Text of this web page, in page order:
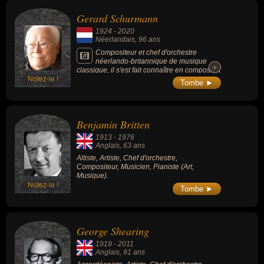
leurs morts, ils peuvent avoir été néerlandais par exemple.
Notez-le !
Gerard Schurmann
1924 - 2020
Néerlandais , 96 ans
Compositeur et chef d'orchestre
néerlando-britannique de musique
classique, il s'est fait connaître en composant
des musiques de films d'horreur comme «
Crimes au musée des horreurs » (1959) ou «
+
+
Tombe ►
Notez-le !
Benjamin Britten
1913 - 1976
Anglais, 63 ans
Altiste, Artiste, Chef d'orchestre,
Compositeur, Musicien, Pianiste (Art,
Musique).
Tombe ►
George Shearing
1919 - 2011
Anglais , 91 ans